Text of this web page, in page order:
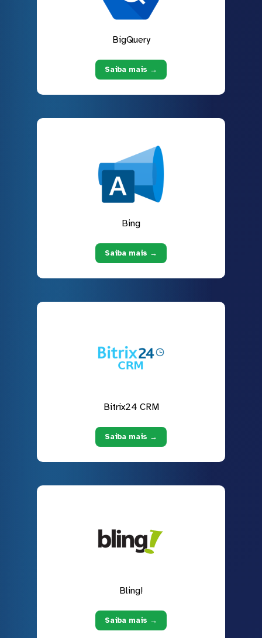
BigQuery
Saiba mais →
Bing
Saiba mais →
Bitrix24 CRM
Saiba mais →
Bling!
Saiba mais →